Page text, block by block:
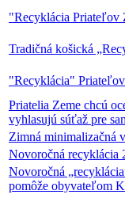
"Recyklácia Priateľov
Tradičná košická
"Recyklácia"
Priatelia Zeme chcú
vyhlasujú súťaž pre
Zimná minimalizačná
Novoročná recyklácia
Novoročná
pomôže obyvateľom